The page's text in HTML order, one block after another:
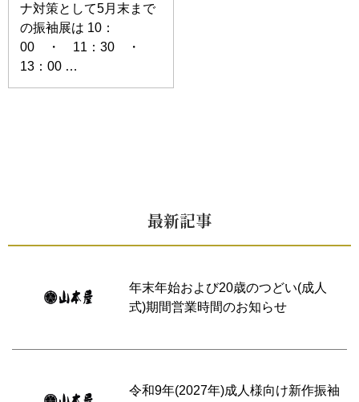
ナ対策として5月末まで
の振袖展は 10：
00 ・ 11：30 ・
13：00 …
最新記事
年末年始および20歳のつどい(成人
式)期間営業時間のお知らせ
令和9年(2027年)成人様向け新作振袖